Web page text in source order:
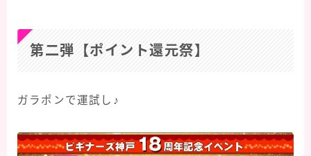
第二弾【ポイント還元祭】
ガラポンで運試し♪